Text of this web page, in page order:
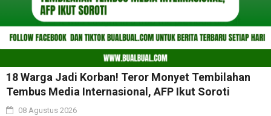
18 Warga Jadi Korban! Teror Monyet Tembilahan
Tembus Media Internasional, AFP Ikut Soroti
08 Agustus 2026